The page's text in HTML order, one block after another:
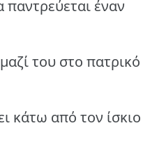
παντρεύεται έναν
του στο πατρικό
κάτω από τον ίσκιο